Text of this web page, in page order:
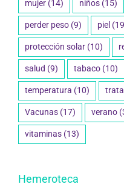
mujer (14) niños (15)
perder peso (9) piel
protección solar (10)
salud (9) tabaco (10)
temperatura (10)
Vacunas (17) verano
vitaminas (13)
Hemeroteca